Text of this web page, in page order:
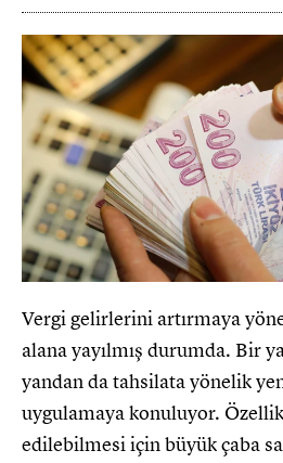
Vergi gelirlerini artırmaya
alana yayılmış durumda. Bir
yandan da tahsilata yönelik
uygulamaya konuluyor.
edilebilmesi için büyük çaba